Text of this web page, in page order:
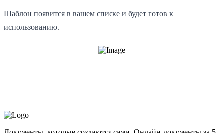
Шаблон появится в вашем списке и будет готов к
использованию.